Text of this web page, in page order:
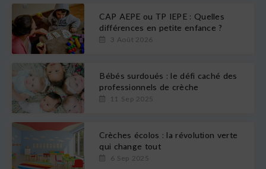
CAP AEPE ou TP IEPE : Quelles
différences en petite enfance ?
3 Août 2026
Bébés surdoués : le défi caché des
professionnels de crèche
11 Sep 2025
Crèches écolos : la révolution verte
qui change tout
6 Sep 2025